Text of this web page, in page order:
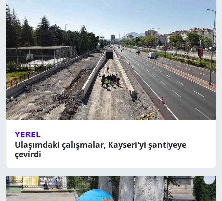
YEREL
Ulaşımdaki çalışmalar, Kayseri'yi şantiyeye
çevirdi